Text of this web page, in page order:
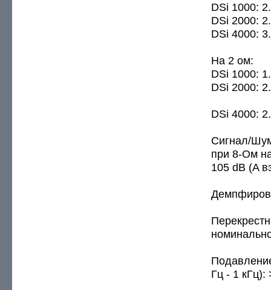
DSi 1000:
DSi 2000:
DSi 4000:
На 2 ом:
DSi 1000:
DSi 2000:
DSi 4000:
Сигнал/
при 8-Ом
105 dB (A
Гц - 1 кГц):